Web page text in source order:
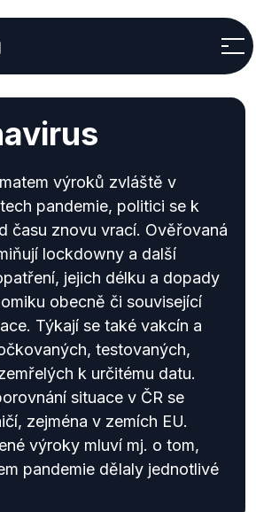
výroků zvláště v
pandemie, politici se k
času znovu vrací. Ověřovaná
lockdowny a další
jejich délku a dopady
obecně či související
Týkají se také vakcín a
testovaných,
k určitému datu.
situace v ČR se
zejména v zemích EU.
výroky mluví mj. o tom,
pandemie dělaly jednotlivé